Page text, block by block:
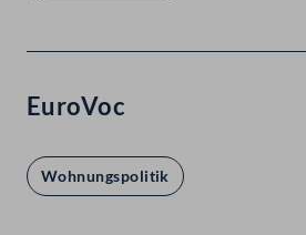
EuroVoc
Wohnungspolitik